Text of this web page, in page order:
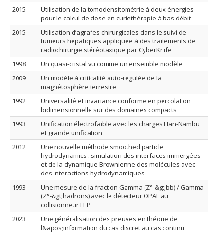
2015
Utilisation de la tomodensitométrie à deux énergies
pour le calcul de dose en curiethérapie à bas débit
2015
Utilisation d’agrafes chirurgicales dans le suivi de
tumeurs hépatiques appliquée à des traitements de
radiochirurgie stéréotaxique par CyberKnife
1998
Un quasi-cristal vu comme un ensemble modèle
2009
Un modèle à criticalité auto-régulée de la
magnétosphère terrestre
1992
Universalité et invariance conforme en percolation
bidimensionnelle sur des domaines compacts
1993
Unification électrofaible avec les charges Han-Nambu
et grande unification
2012
Une nouvelle méthode smoothed particle
hydrodynamics : simulation des interfaces immergées
et de la dynamique Brownienne des molécules avec
des interactions hydrodynamiques
1993
Une mesure de la fraction Gamma (Z°-&gt;bb̄) / Gamma
(Z°-&gt;hadrons) avec le détecteur OPAL au
collisionneur LEP
2023
Une généralisation des preuves en théorie de
l&apos;information du cas discret au cas continu